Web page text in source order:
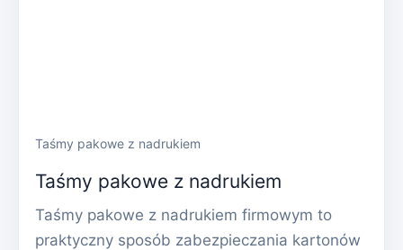
Taśmy pakowe z nadrukiem
Taśmy pakowe z nadrukiem
Taśmy pakowe z nadrukiem firmowym to
praktyczny sposób zabezpieczania kartonów